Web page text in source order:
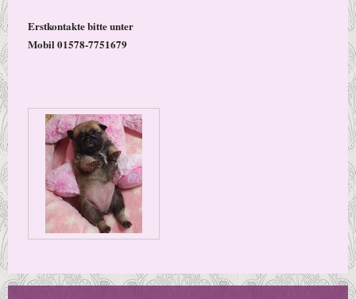
Erstkontakte bitte unter
Mobil 01578-7751679